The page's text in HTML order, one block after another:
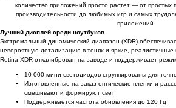
количество приложений просто растет — от
производительности до любимых игр и самых
приложений.
Лучший дисплей среди ноутбуков
Экстремальный динамический диапазон (XDR)
невероятную детализацию в тенях и яркие,
Retina XDR откалиброван на заводе и поддерживает
10 000 мини-светодиодов сгруппированы для
Изготовленные на заказ оптические пленки и
смешивают и формируют свет
Поддерживается частота обновления до 120 Гц